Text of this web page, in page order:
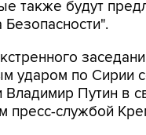
также будут
ударом по Сирии
Владимир Путин в
пресс-службой